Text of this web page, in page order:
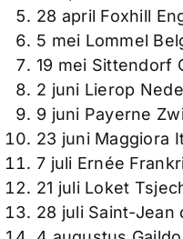
28 april Foxhill
5 mei Lommel
19 mei Sittendorf
2 juni Lierop
9 juni Payerne
23 juni Maggiora
7 juli Ernée
21 juli Loket
28 juli Saint-Jean